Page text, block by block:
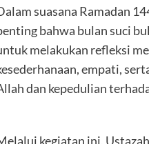
suasana Ramadan
bahwa bulan suci
melakukan refleksi
empati,
dan kepedulian
kegiatan ini,